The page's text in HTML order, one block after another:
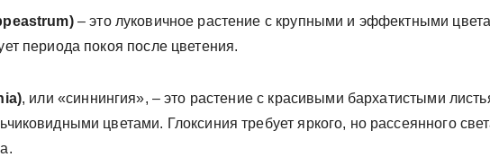
– это луковичное растение с крупными и эффектными
периода покоя после цветения.
, или «синнингия», – это растение с красивыми бархатистыми
цветами. Глоксиния требует яркого, но рассеянного